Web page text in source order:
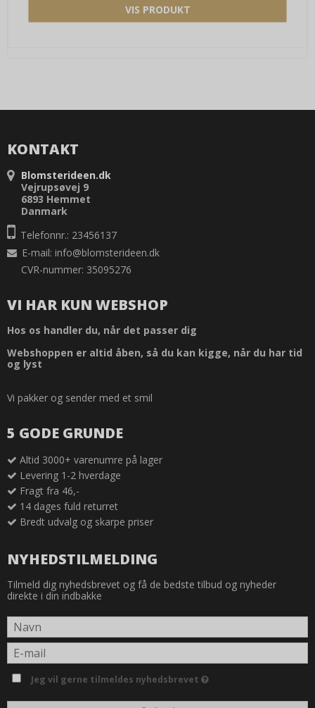
VIS PRODUKT
KONTAKT
Blomsterideen.dk
Vejrupsøvej 9
6893 Hemmet
Danmark
Telefonnr.: 23456137
E-mail: info@blomsterideen.dk
CVR-nummer: 35095276
VI HAR KUN WEBSHOP
Hos os handler du, når det passer dig
Webshoppen er altid åben, så du kan kigge, når du har tid
og lyst
Vi pakker og sender med et smil
5 GODE GRUNDE
Altid 3000+ varenumre på lager
Levering 1-2 hverdage
Fragt fra 46,-
14 dages fuld returret
Bredt udvalg og skarpe priser
NYHEDSTILMELDING
Tilmeld dig nyhedsbrevet og få de bedste tilbud og nyheder
direkte i din indbakke
Jeg vil gerne tilmeldes nyhedsbrevet